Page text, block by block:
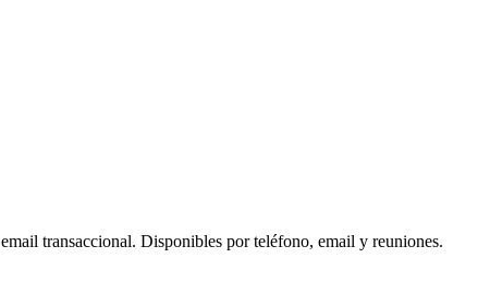
transaccional. Disponibles por teléfono, email y reuniones.